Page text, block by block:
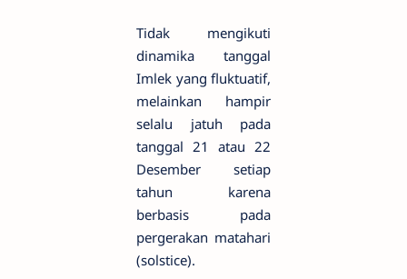
Tidak mengikuti
dinamika tanggal
Imlek yang fluktuatif,
melainkan hampir
selalu jatuh pada
tanggal 21 atau 22
Desember setiap
tahun karena
berbasis pada
pergerakan matahari
(solstice).